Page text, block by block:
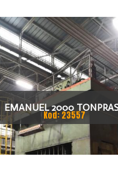
EMANUEL 2000
HYDRAULICZNA 3200 X
Kod: 23557